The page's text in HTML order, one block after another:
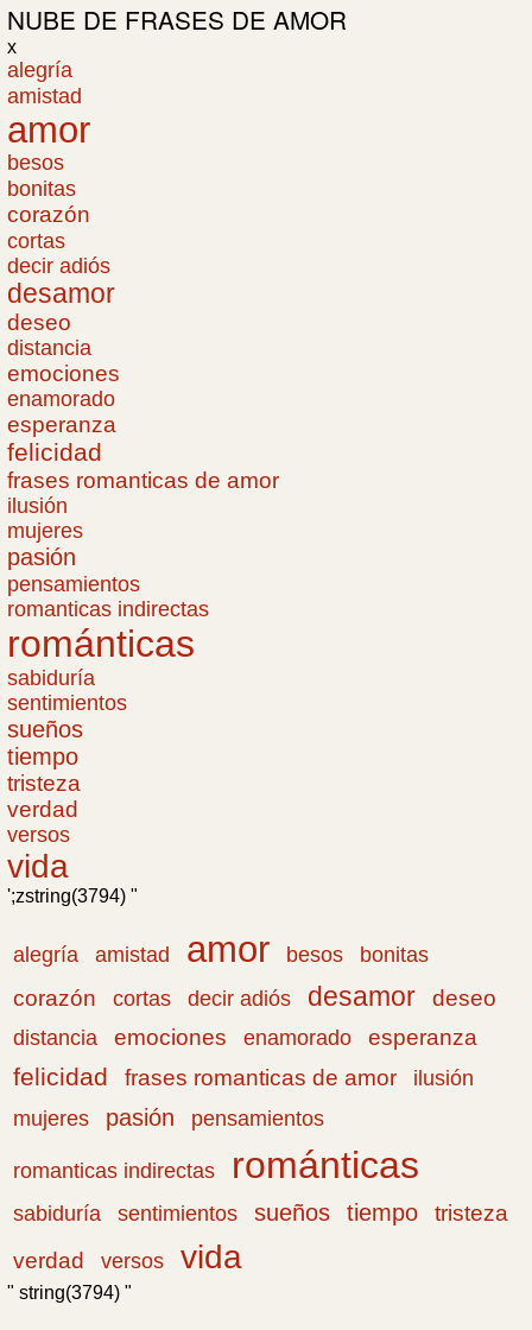
NUBE DE FRASES DE AMOR
x
alegría
amistad
amor
besos
bonitas
corazón
cortas
decir adiós
desamor
deseo
distancia
emociones
enamorado
esperanza
felicidad
frases romanticas de amor
ilusión
mujeres
pasión
pensamientos
romanticas indirectas
románticas
sabiduría
sentimientos
sueños
tiempo
tristeza
verdad
versos
vida
';zstring(3794) "
alegría amistad amor besos
bonitas
corazón
cortas decir adiós desamor deseo
distancia emociones enamorado esperanza
felicidad frases romanticas de amor
ilusión
mujeres
pasión pensamientos
romanticas indirectas románticas
sabiduría sentimientos sueños tiempo
tristeza
verdad
versos vida
" string(3794) "